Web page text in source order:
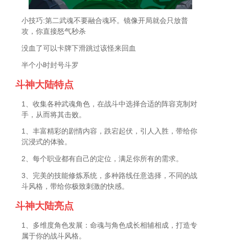
小技巧:第二武魂不要融合魂环。镜像开局就会只放普
攻，你直接怒气秒杀
没血了可以卡牌下滑跳过该怪来回血
半个小时封号斗罗
斗神大陆特点
1、收集各种武魂角色，在战斗中选择合适的阵容克制对
手，从而将其击败。
1、丰富精彩的剧情内容，跌宕起伏，引人入胜，带给你
沉浸式的体验。
2、每个职业都有自己的定位，满足你所有的需求。
3、完美的技能修炼系统，多种路线任意选择，不同的战
斗风格，带给你极致刺激的快感。
斗神大陆亮点
1、多维度角色发展：命魂与角色成长相辅相成，打造专
属于你的战斗风格。